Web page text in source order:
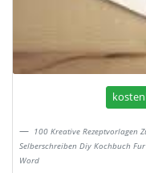
100 Kreative Rezeptvorlagen
Selberschreiben Diy Kochbuch
Word